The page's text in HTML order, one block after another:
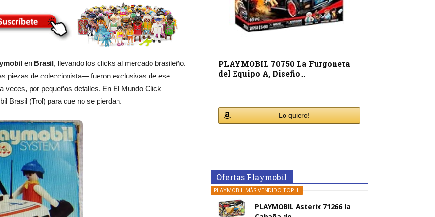
en Brasil, llevando los clicks al mercado brasileño.
piezas de coleccionista— fueron exclusivas de ese
veces, por pequeños detalles. En El Mundo Click
Brasil (Trol) para que no se pierdan.
PLAYMOBIL 70750 La Furgoneta
del Equipo A, Diseño…
Lo quiero!
Ofertas Playmobil
PLAYMOBIL MÁS VENDIDO TOP 1
PLAYMOBIL Asterix 71266 la